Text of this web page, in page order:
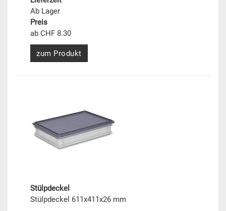
Ab Lager
Preis
ab CHF 8.30
zum Produkt
Stülpdeckel
Stülpdeckel 611x411x26 mm